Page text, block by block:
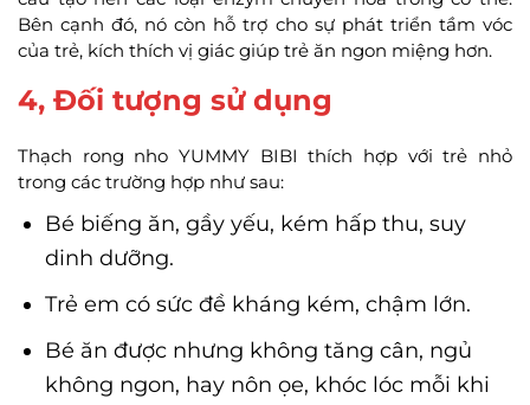
Bên cạnh đó, nó còn hỗ trợ cho sự phát triển tầm vóc
của trẻ, kích thích vị giác giúp trẻ ăn ngon miệng hơn.
4, Đối tượng sử dụng
Thạch rong nho YUMMY BIBI thích hợp với trẻ nhỏ
trong các trường hợp như sau:
Bé biếng ăn, gầy yếu, kém hấp thu, suy
dinh dưỡng.
Trẻ em có sức đề kháng kém, chậm lớn.
Bé ăn được nhưng không tăng cân, ngủ
không ngon, hay nôn ọe, khóc lóc mỗi khi